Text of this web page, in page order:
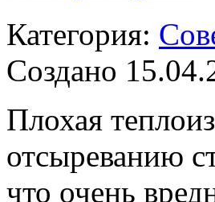
Категория:
Создано
Плохая
отсыреванию
что очень